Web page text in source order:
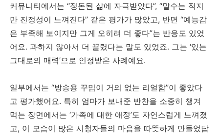
커뮤니티에서는 “정돈된 삶에 자극받았다”, “말수는 적지
만 진정성이 느껴진다” 같은 평가가 많았고, 반면 “예능감
은 부족해 보이지만 그게 오히려 더 좋다”는 반응도 있었
어요. 과하지 않아서 더 끌렸다는 말도 있었죠. 그는 ‘있는
그대로의 매력’으로 인정받은 사례예요.
일부에서는 “방송용 꾸밈이 거의 없는 리얼함”이 좋았다
고 평가했어요. 특히 엄마가 보내준 반찬을 소중히 챙겨
먹는 장면에서는 ‘가족에 대한 애정’도 자연스럽게 느껴졌
고, 이 모습이 많은 시청자들의 마음을 따뜻하게 만들었답